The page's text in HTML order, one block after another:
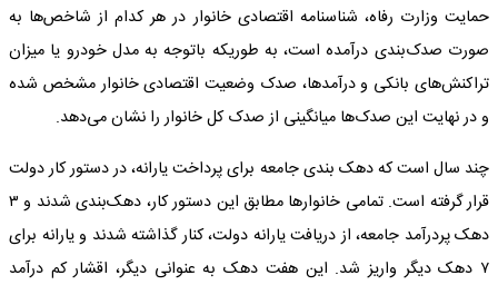
حمایت وزارت رفاه، شناسنامه اقتصادی خانوار در هر کدام از شاخص‌ها به
صورت صدک‌بندی درآمده است، به طوریکه باتوجه به مدل خودرو یا میزان
تراکنش‌های بانکی و درآمدها، صدک وضعیت اقتصادی خانوار مشخص شده
و در نهایت این صدک‌ها میانگینی از صدک کل خانوار را نشان می‌دهد.
چند سال است که دهک بندی جامعه برای پرداخت یارانه، در دستور کار دولت
قرار گرفته است. تمامی خانوار‌ها مطابق این دستور کار، دهک‌بندی شدند و ۳
دهک پردرآمد جامعه، از دریافت یارانه دولت، کنار گذاشته شدند و یارانه برای
۷ دهک دیگر واریز شد. این هفت دهک به عنوانی دیگر، اقشار کم درآمد